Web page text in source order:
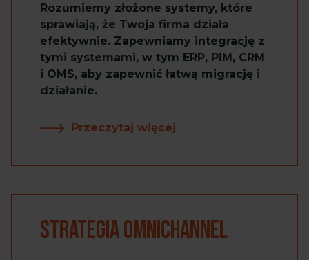
Rozumiemy złożone systemy, które
sprawiają, że Twoja firma działa
efektywnie. Zapewniamy integrację z
tymi systemami, w tym ERP, PIM, CRM
i OMS, aby zapewnić łatwą migrację i
działanie.
Przeczytaj więcej
Strategia Omnichannel